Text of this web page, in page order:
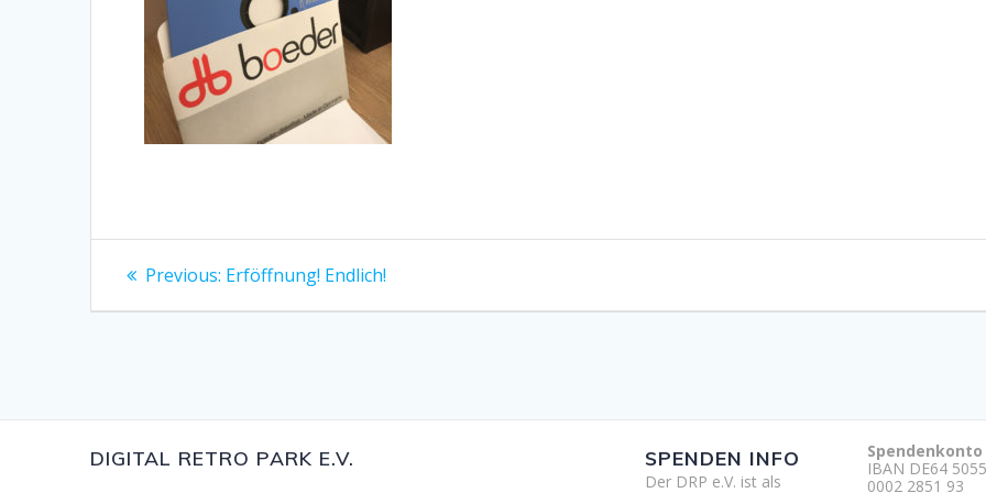
Beitragsnavigation
Previous: Previous
Erföffnung! Endlich!
DIGITAL RETRO PARK E.V. SPENDEN INFO
Der DRP e.V. ist als
Spendenkonto
IBAN DE64
0002 2851 93